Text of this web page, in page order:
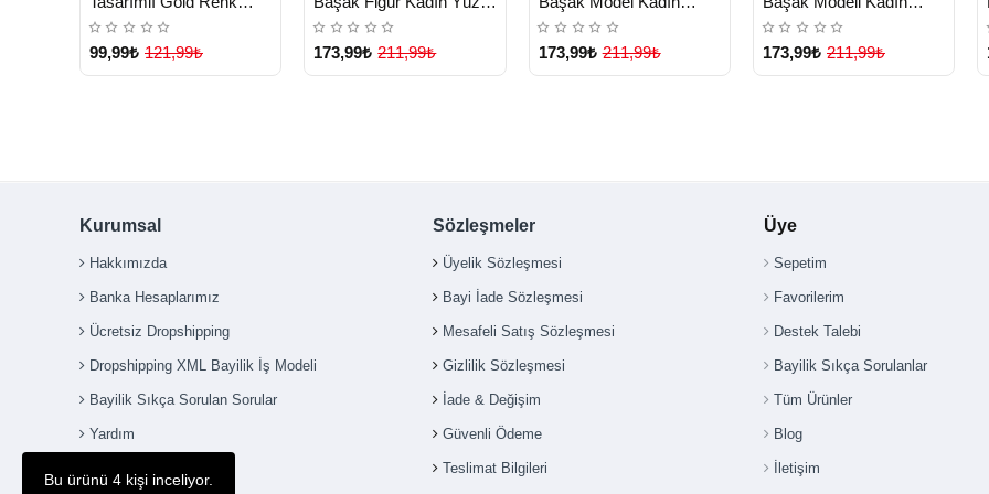
Bu ürünü 4 kişi inceliyor.
Ayarlanabilir Yüzük -
Lisinya
99,99₺ 121,99₺
- Lisinya
173,99₺ 211,99₺
Yüzük - Lisinya
173,99₺ 211,99₺
Yüzük - Lisinya
173,99₺ 211,99₺
Kurumsal
Hakkımızda
Banka Hesaplarımız
Ücretsiz Dropshipping
Dropshipping XML Bayilik İş Modeli
Bayilik Sıkça Sorulan Sorular
Yardım
Sözleşmeler
Üyelik Sözleşmesi
Bayi İade Sözleşmesi
Mesafeli Satış Sözleşmesi
Gizlilik Sözleşmesi
İade & Değişim
Güvenli Ödeme
Teslimat Bilgileri
Üye
Sepetim
Favorilerim
Destek Talebi
Bayilik Sıkça Sorulanlar
Tüm Ürünler
Blog
İletişim